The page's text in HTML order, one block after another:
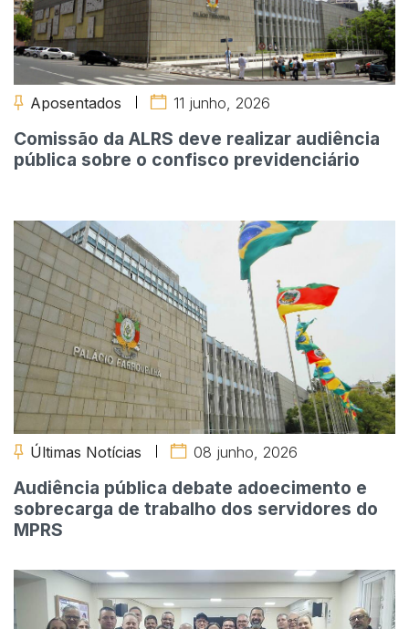
Aposentados 11 junho, 2026
Comissão da ALRS deve realizar audiência
pública sobre o confisco previdenciário
Últimas Notícias 08 junho, 2026
Audiência pública debate adoecimento e
sobrecarga de trabalho dos servidores do
MPRS